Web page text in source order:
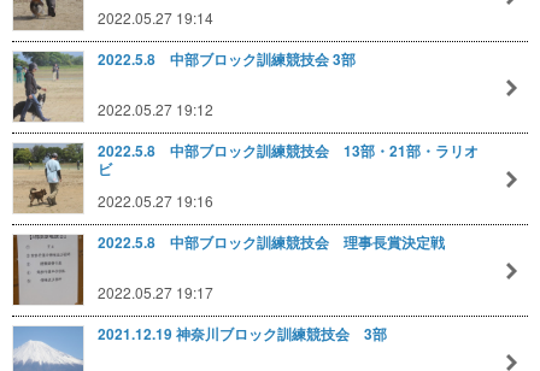
2022.05.27 19:14
2022.5.8 中部ブロック訓練競技会 3部
2022.05.27 19:12
2022.5.8 中部ブロック訓練競技会 13部・21部・ラリオ
ビ
2022.05.27 19:16
2022.5.8 中部ブロック訓練競技会 理事長賞決定戦
2022.05.27 19:17
2021.12.19 神奈川ブロック訓練競技会 3部